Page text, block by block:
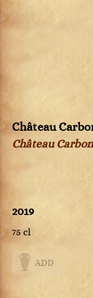
Château
Château
2019
75 cl
ADD